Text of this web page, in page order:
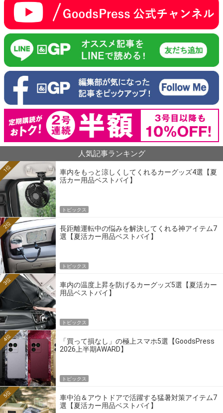
人気記事ランキング
車内をもっと涼しくしてくれるカーグッズ4選【夏
活カー用品ベストバイ】
1位
トピックス
長距離運転中の悩みを解決してくれる神アイテム7
選【夏活カー用品ベストバイ】
2位
トピックス
車内の温度上昇を防げるカーグッズ5選【夏活カー
用品ベストバイ】
3位
トピックス
「買って損なし」の極上スマホ5選【GoodsPress
2026上半期AWARD】
4位
トピックス
車中泊＆アウトドアで活躍する猛暑対策アイテム7
選【夏活カー用品ベストバイ】
5位